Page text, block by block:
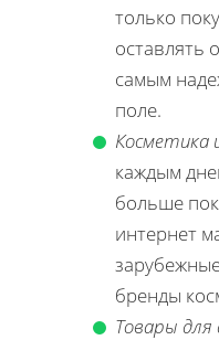
только
оставлять
самым
поле.
Косметика
каждым
больше
интернет
бренды
Товары